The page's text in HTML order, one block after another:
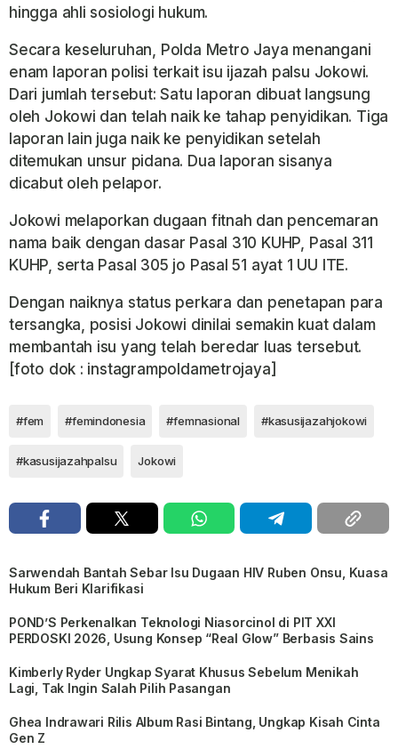
hingga ahli sosiologi hukum.
Secara keseluruhan, Polda Metro Jaya menangani
enam laporan polisi terkait isu ijazah palsu Jokowi.
Dari jumlah tersebut: Satu laporan dibuat langsung
oleh Jokowi dan telah naik ke tahap penyidikan. Tiga
laporan lain juga naik ke penyidikan setelah
ditemukan unsur pidana. Dua laporan sisanya
dicabut oleh pelapor.
Jokowi melaporkan dugaan fitnah dan pencemaran
nama baik dengan dasar Pasal 310 KUHP, Pasal 311
KUHP, serta Pasal 305 jo Pasal 51 ayat 1 UU ITE.
Dengan naiknya status perkara dan penetapan para
tersangka, posisi Jokowi dinilai semakin kuat dalam
membantah isu yang telah beredar luas tersebut.
[foto dok : instagrampoldametrojaya]
#fem #femindonesia #femnasional #kasusijazahjokowi
#kasusijazahpalsu Jokowi
Sarwendah Bantah Sebar Isu Dugaan HIV Ruben Onsu, Kuasa
Hukum Beri Klarifikasi
POND’S Perkenalkan Teknologi Niasorcinol di PIT XXI
PERDOSKI 2026, Usung Konsep “Real Glow” Berbasis Sains
Kimberly Ryder Ungkap Syarat Khusus Sebelum Menikah
Lagi, Tak Ingin Salah Pilih Pasangan
Ghea Indrawari Rilis Album Rasi Bintang, Ungkap Kisah Cinta
Gen Z